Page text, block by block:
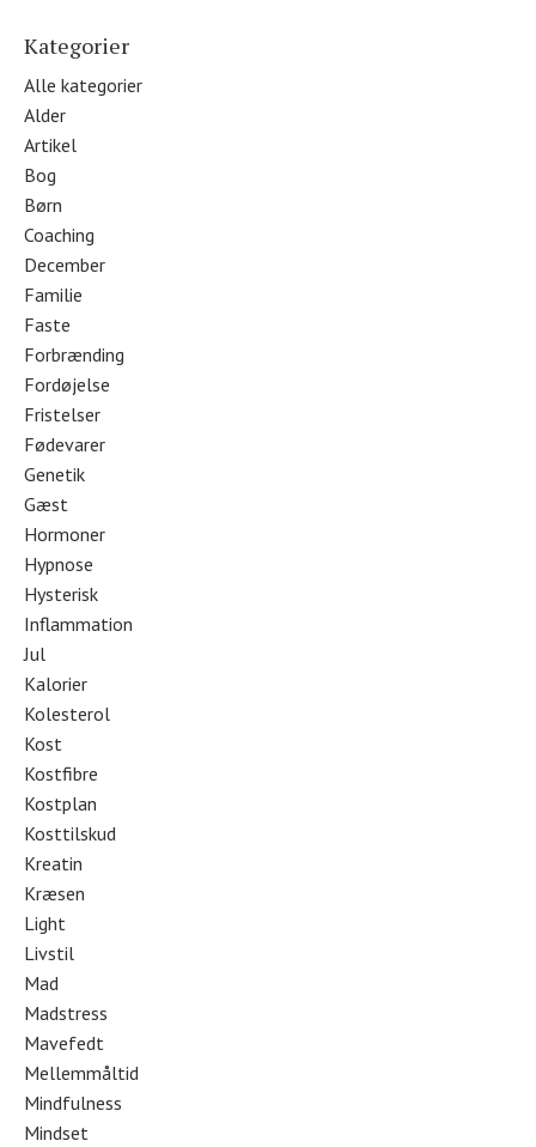
Kategorier
Alle kategorier
Alder
Artikel
Bog
Børn
Coaching
December
Familie
Faste
Forbrænding
Fordøjelse
Fristelser
Fødevarer
Genetik
Gæst
Hormoner
Hypnose
Hysterisk
Inflammation
Jul
Kalorier
Kolesterol
Kost
Kostfibre
Kostplan
Kosttilskud
Kreatin
Kræsen
Light
Livstil
Mad
Madstress
Mavefedt
Mellemmåltid
Mindfulness
Mindset